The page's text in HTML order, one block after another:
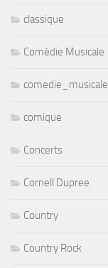
classique
Comédie Musicale
comedie_musicale
comique
Concerts
Cornell Dupree
Country
Country Rock